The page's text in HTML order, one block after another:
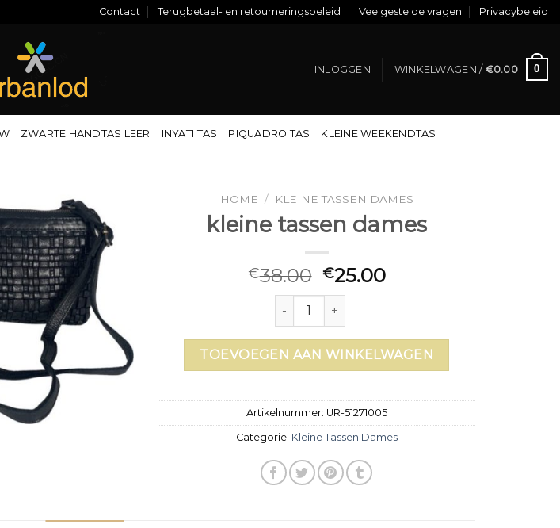
Contact Terugbetaal- en retourneringsbeleid Veelgestelde vragen Privacybeleid
INLOGGEN WINKELWAGEN / €0.00 0
ZWARTE HANDTAS LEER INYATI TAS PIQUADRO TAS KLEINE WEEKENDTAS
HOME / KLEINE TASSEN DAMES
kleine tassen dames
€38.00 €25.00
kleine tassen dames aantal
TOEVOEGEN AAN WINKELWAGEN
Artikelnummer: UR-51271005
Categorie: Kleine Tassen Dames